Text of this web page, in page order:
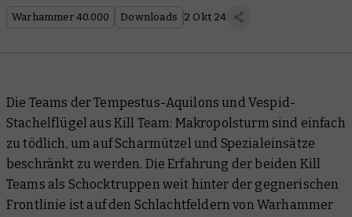
Warhammer 40.000 Downloads 2 Okt 24
Die Teams der Tempestus-Aquilons und Vespid-
Stachelflügel aus Kill Team: Makropolsturm sind einfach
zu tödlich, um auf Scharmützel und Spezialeinsätze
beschränkt zu werden. Die Erfahrung der beiden Kill
Teams als Schocktruppen weit hinter der gegnerischen
Frontlinie ist auf den Schlachtfeldern von Warhammer